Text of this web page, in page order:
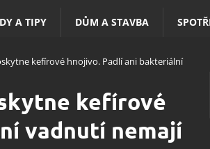
A TIPY DŮM A STAVBA
kefírové hnojivo. Padlí ani bakteriální
kefírové
vadnutí nemají